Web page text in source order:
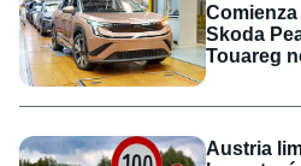
Skoda
Touareg
Austria